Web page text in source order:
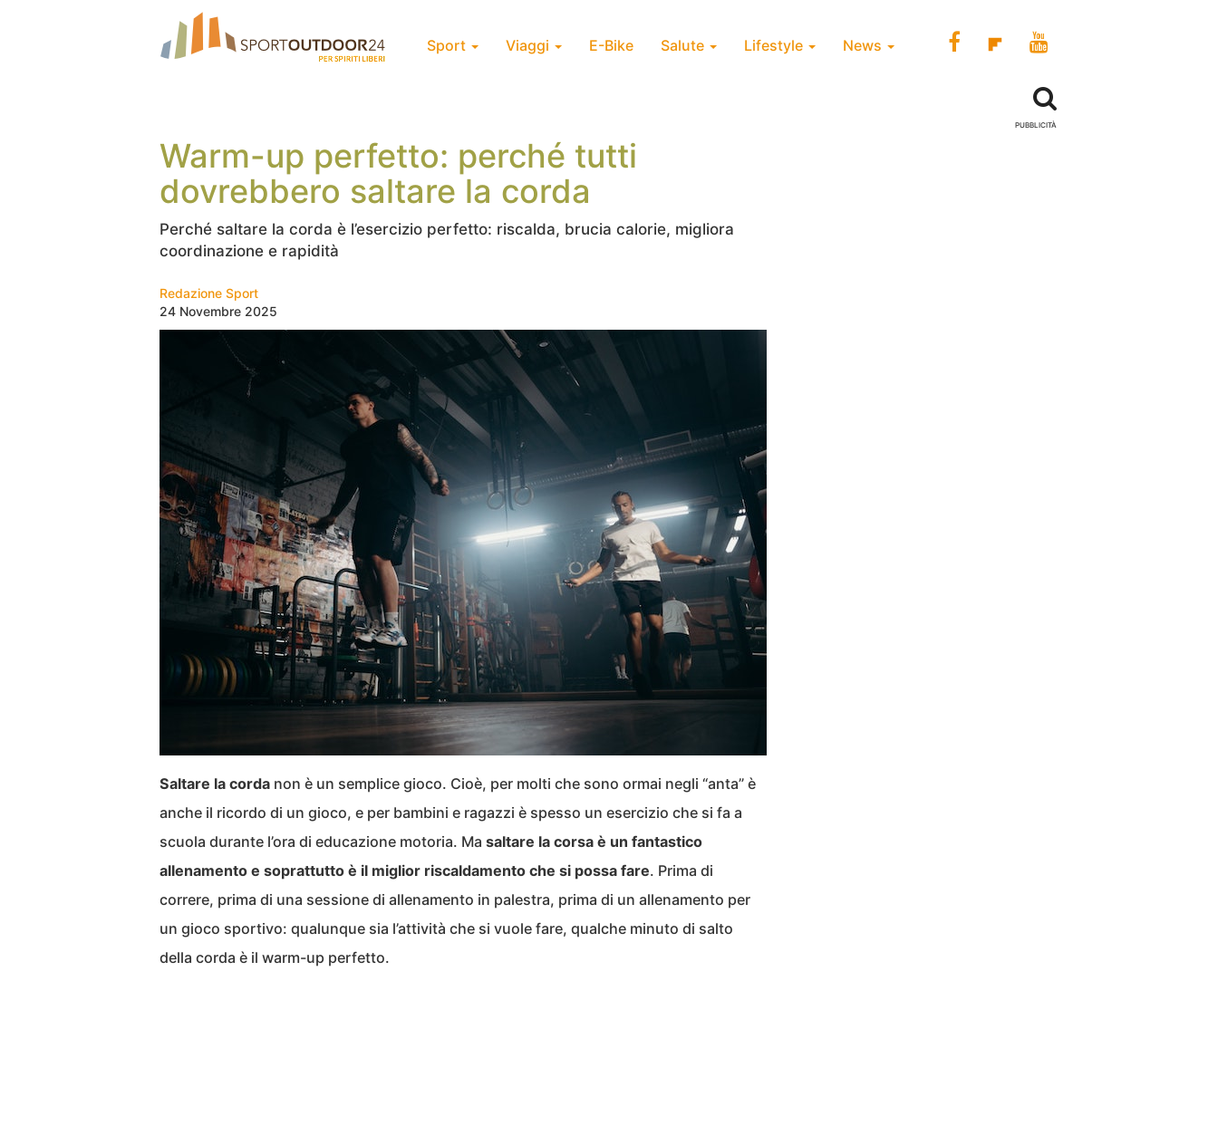
Sport Viaggi E-Bike Salute Lifestyle News
Warm-up perfetto: perché tutti
dovrebbero saltare la corda
Perché saltare la corda è l’esercizio perfetto: riscalda, brucia calorie, migliora
coordinazione e rapidità
Redazione Sport
24 Novembre 2025
Saltare la corda non è un semplice gioco. Cioè, per molti che sono ormai negli “anta” è
anche il ricordo di un gioco, e per bambini e ragazzi è spesso un esercizio che si fa a
scuola durante l’ora di educazione motoria. Ma saltare la corsa è un fantastico
allenamento e soprattutto è il miglior riscaldamento che si possa fare. Prima di
correre, prima di una sessione di allenamento in palestra, prima di un allenamento per
un gioco sportivo: qualunque sia l’attività che si vuole fare, qualche minuto di salto
della corda è il warm-up perfetto.
PUBBLICITÀ